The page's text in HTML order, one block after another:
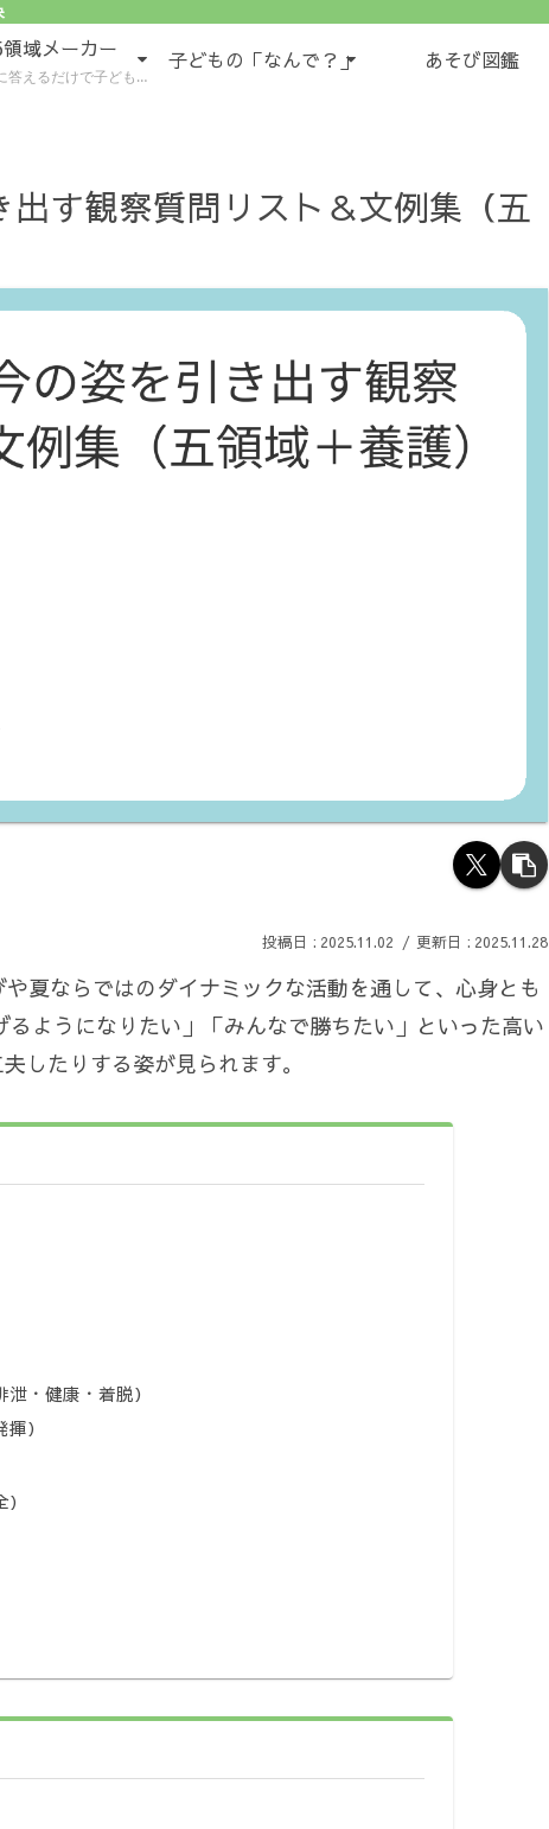
領域メーカー
だけで子どもの様子が５領域で書けるツール
子どもの「なんで？」 あそび図鑑
出す観察質問リスト＆文例集（五
2025.11.02 2025.11.28
夏ならではのダイナミックな活動を通して、心身とも
ようになりたい」「みんなで勝ちたい」といった高い
したりする姿が見られます。
・健康・着脱）
）